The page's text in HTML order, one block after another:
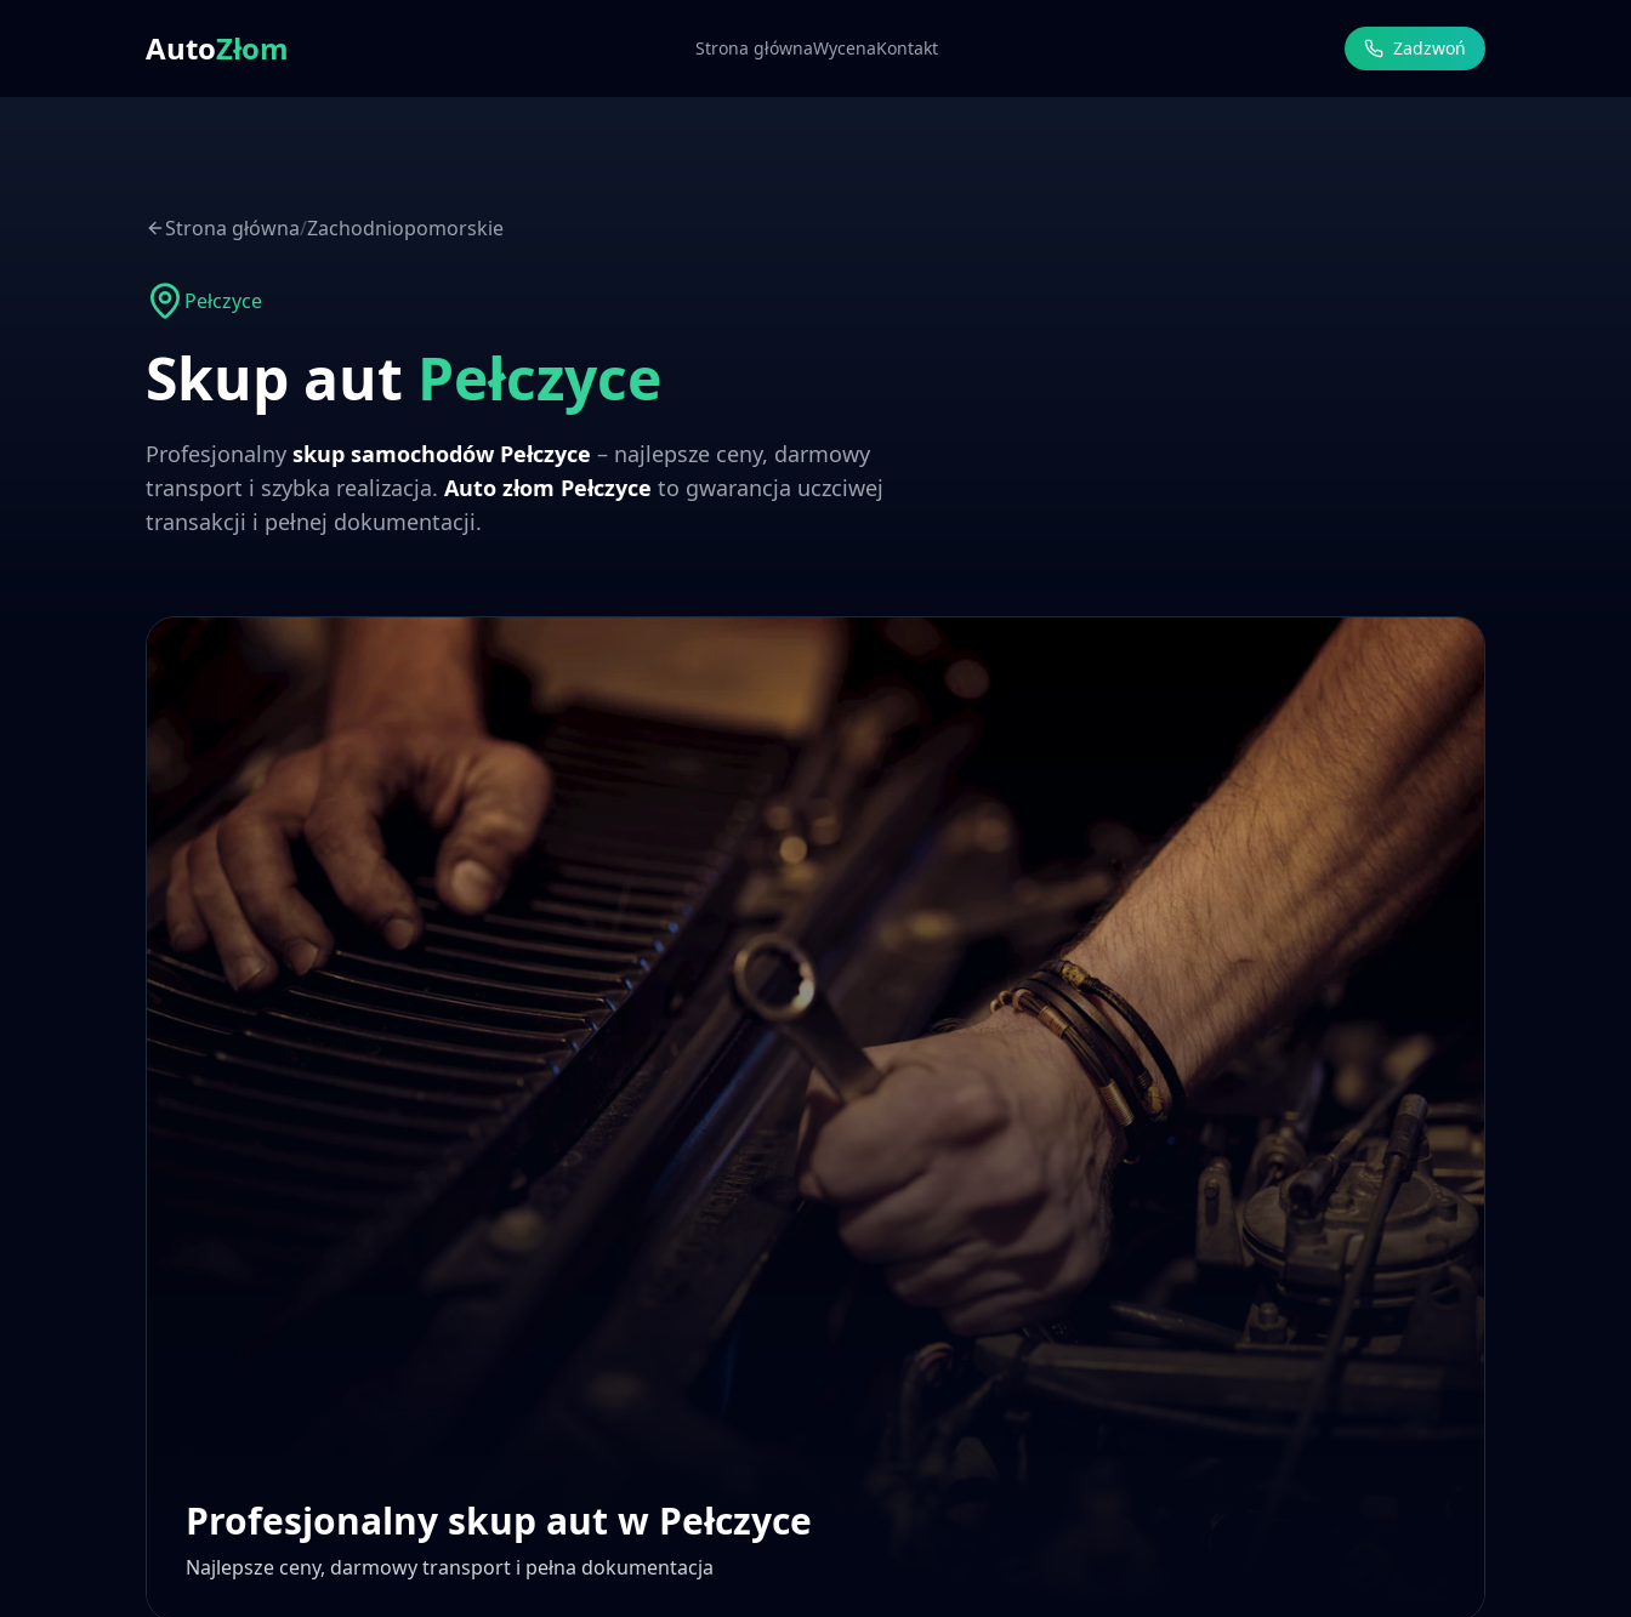
AutoZłom Strona głównaWycenaKontakt Zadzwoń
Strona główna/Zachodniopomorskie
Pełczyce
Skup aut Pełczyce
Profesjonalny skup samochodów Pełczyce – najlepsze ceny, darmowy
transport i szybka realizacja. Auto złom Pełczyce to gwarancja uczciwej
transakcji i pełnej dokumentacji.
Profesjonalny skup aut w Pełczyce
Najlepsze ceny, darmowy transport i pełna dokumentacja